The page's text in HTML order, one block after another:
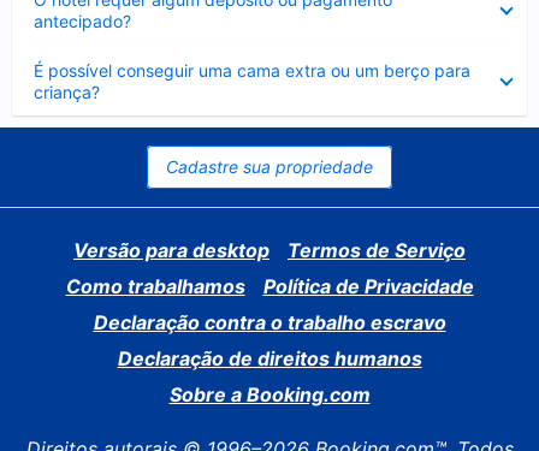
antecipado?
É possível conseguir uma cama extra ou um berço para
criança?
Contraído
Cadastre sua propriedade
Versão para desktop
Termos de Serviço
Como trabalhamos
Política de Privacidade
Declaração contra o trabalho escravo
Declaração de direitos humanos
Sobre a Booking.com